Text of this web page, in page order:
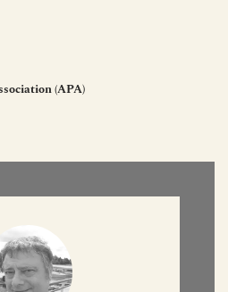
(APA)